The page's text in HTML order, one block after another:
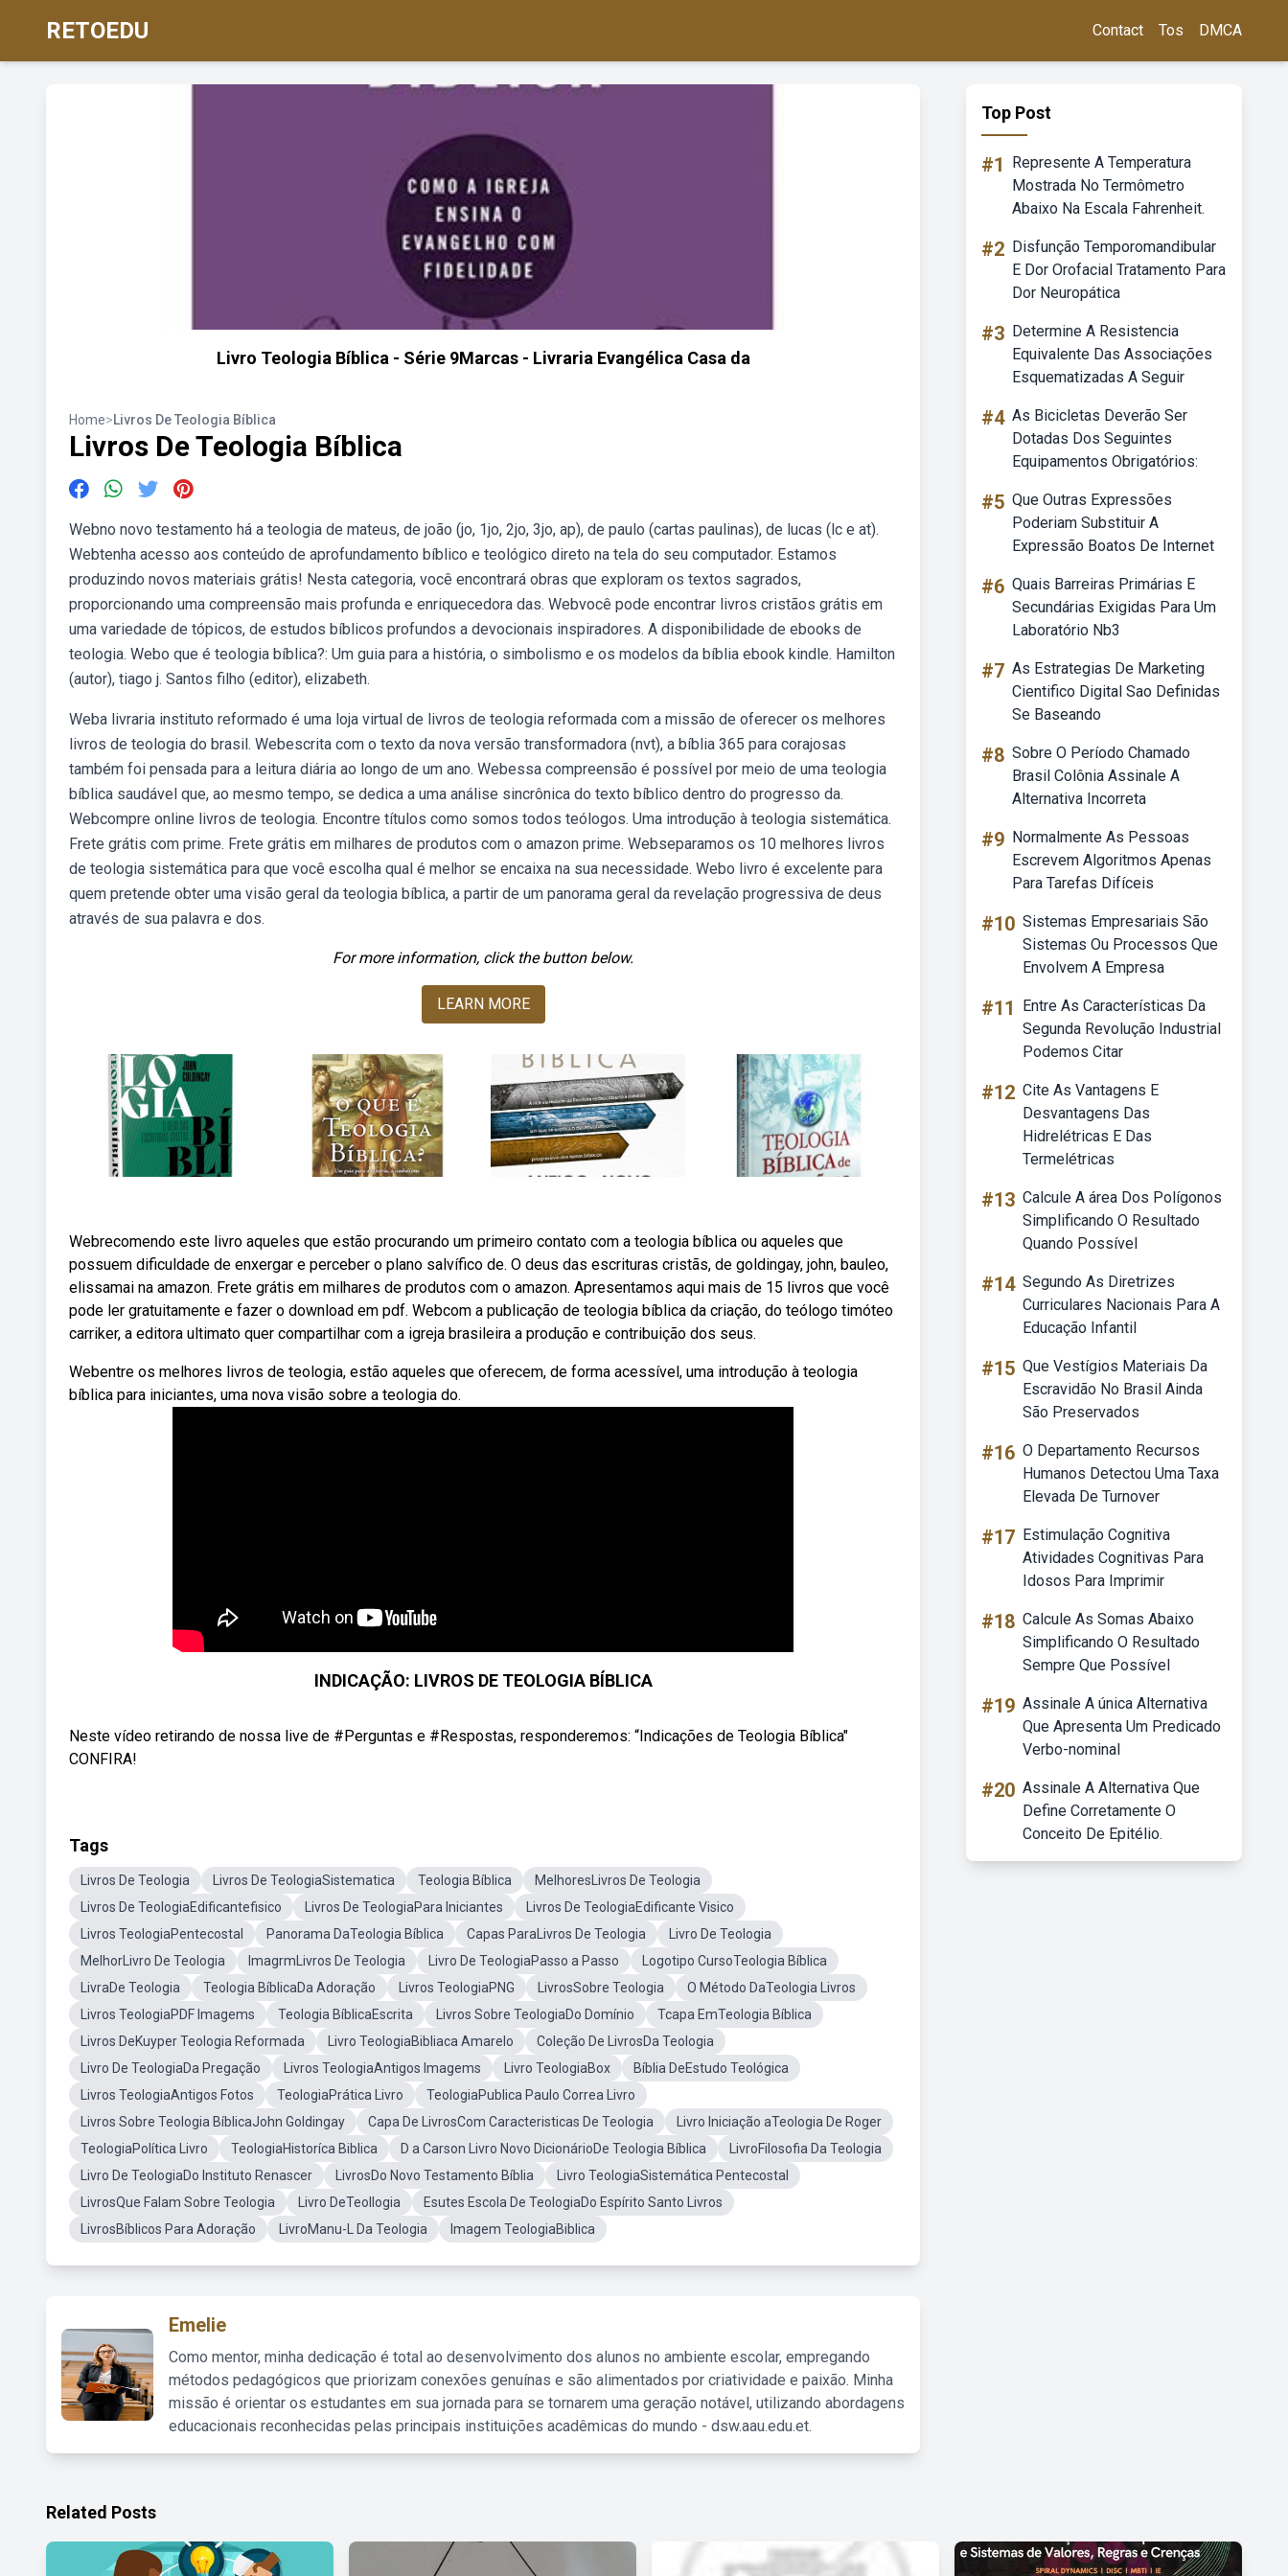
RETOEDU Contact Tos DMCA
Livro Teologia Bíblica - Série 9Marcas - Livraria Evangélica Casa da
Home>Livros De Teologia Bíblica
Livros De Teologia Bíblica
Webno novo testamento há a teologia de mateus, de joão (jo, 1jo, 2jo, 3jo, ap), de paulo (cartas paulinas), de lucas (lc e at).
Webtenha acesso aos conteúdo de aprofundamento bíblico e teológico direto na tela do seu computador. Estamos
produzindo novos materiais grátis! Nesta categoria, você encontrará obras que exploram os textos sagrados,
proporcionando uma compreensão mais profunda e enriquecedora das. Webvocê pode encontrar livros cristãos grátis em
uma variedade de tópicos, de estudos bíblicos profundos a devocionais inspiradores. A disponibilidade de ebooks de
teologia. Webo que é teologia bíblica?: Um guia para a história, o simbolismo e os modelos da bíblia ebook kindle. Hamilton
(autor), tiago j. Santos filho (editor), elizabeth.
Weba livraria instituto reformado é uma loja virtual de livros de teologia reformada com a missão de oferecer os melhores
livros de teologia do brasil. Webescrita com o texto da nova versão transformadora (nvt), a bíblia 365 para corajosas
também foi pensada para a leitura diária ao longo de um ano. Webessa compreensão é possível por meio de uma teologia
bíblica saudável que, ao mesmo tempo, se dedica a uma análise sincrônica do texto bíblico dentro do progresso da.
Webcompre online livros de teologia. Encontre títulos como somos todos teólogos. Uma introdução à teologia sistemática.
Frete grátis com prime. Frete grátis em milhares de produtos com o amazon prime. Webseparamos os 10 melhores livros
de teologia sistemática para que você escolha qual é melhor se encaixa na sua necessidade. Webo livro é excelente para
quem pretende obter uma visão geral da teologia bíblica, a partir de um panorama geral da revelação progressiva de deus
através de sua palavra e dos.
For more information, click the button below.
LEARN MORE
Webrecomendo este livro aqueles que estão procurando um primeiro contato com a teologia bíblica ou aqueles que
possuem dificuldade de enxergar e perceber o plano salvífico de. O deus das escrituras cristãs, de goldingay, john, bauleo,
elissamai na amazon. Frete grátis em milhares de produtos com o amazon. Apresentamos aqui mais de 15 livros que você
pode ler gratuitamente e fazer o download em pdf. Webcom a publicação de teologia bíblica da criação, do teólogo timóteo
carriker, a editora ultimato quer compartilhar com a igreja brasileira a produção e contribuição dos seus.
Webentre os melhores livros de teologia, estão aqueles que oferecem, de forma acessível, uma introdução à teologia
bíblica para iniciantes, uma nova visão sobre a teologia do.
INDICAÇÃO: LIVROS DE TEOLOGIA BÍBLICA
Neste vídeo retirando de nossa live de #Perguntas e #Respostas, responderemos: “Indicações de Teologia Bíblica"
CONFIRA!
Tags
Livros De Teologia Livros De TeologiaSistematica Teologia Bíblica
MelhoresLivros De Teologia
Livros De TeologiaEdificantefisico
Livros De TeologiaPara Iniciantes
Livros De TeologiaEdificante Visico
Livros TeologiaPentecostal
Panorama DaTeologia Bíblica Capas ParaLivros De Teologia
Livro De Teologia
MelhorLivro De Teologia
ImagrmLivros De Teologia Livro De TeologiaPasso a Passo
Logotipo CursoTeologia Bíblica
LivraDe Teologia
Teologia BíblicaDa Adoração Livros TeologiaPNG LivrosSobre Teologia
O Método DaTeologia Livros
Livros TeologiaPDF Imagems
Teologia BíblicaEscrita Livros Sobre TeologiaDo Domínio
Tcapa EmTeologia Bíblica
Livros DeKuyper Teologia Reformada
Livro TeologiaBibliaca Amarelo
Coleção De LivrosDa Teologia
Livro De TeologiaDa Pregação
Livros TeologiaAntigos Imagems Livro TeologiaBox
Bíblia DeEstudo Teológica
Livros TeologiaAntigos Fotos
TeologiaPrática Livro
TeologiaPublica Paulo Correa Livro
Livros Sobre Teologia BíblicaJohn Goldingay
Capa De LivrosCom Caracteristicas De Teologia
Livro Iniciação aTeologia De Roger
TeologiaPolítica Livro
TeologiaHistoríca Biblica D a Carson Livro Novo DicionárioDe Teologia Bíblica
LivroFilosofia Da Teologia
Livro De TeologiaDo Instituto Renascer
LivrosDo Novo Testamento Bíblia
Livro TeologiaSistemática Pentecostal
LivrosQue Falam Sobre Teologia
Livro DeTeollogia
Esutes Escola De TeologiaDo Espírito Santo Livros
LivrosBíblicos Para Adoração
LivroManu-L Da Teologia Imagem TeologiaBiblica
Emelie
Como mentor, minha dedicação é total ao desenvolvimento dos alunos no ambiente escolar, empregando
métodos pedagógicos que priorizam conexões genuínas e são alimentados por criatividade e paixão. Minha
missão é orientar os estudantes em sua jornada para se tornarem uma geração notável, utilizando abordagens
educacionais reconhecidas pelas principais instituições acadêmicas do mundo - dsw.aau.edu.et.
Top Post
#1
Represente A Temperatura
Mostrada No Termômetro
Abaixo Na Escala Fahrenheit.
#2 Disfunção Temporomandibular
E Dor Orofacial Tratamento Para
Dor Neuropática
#3 Determine A Resistencia
Equivalente Das Associações
Esquematizadas A Seguir
#4 As Bicicletas Deverão Ser
Dotadas Dos Seguintes
Equipamentos Obrigatórios:
#5 Que Outras Expressões
Poderiam Substituir A
Expressão Boatos De Internet
#6 Quais Barreiras Primárias E
Secundárias Exigidas Para Um
Laboratório Nb3
#7 As Estrategias De Marketing
Cientifico Digital Sao Definidas
Se Baseando
#8 Sobre O Período Chamado
Brasil Colônia Assinale A
Alternativa Incorreta
#9 Normalmente As Pessoas
Escrevem Algoritmos Apenas
Para Tarefas Difíceis
#10 Sistemas Empresariais São
Sistemas Ou Processos Que
Envolvem A Empresa
#11
Entre As Características Da
Segunda Revolução Industrial
Podemos Citar
#12 Cite As Vantagens E
Desvantagens Das
Hidrelétricas E Das
Termelétricas
#13 Calcule A área Dos Polígonos
Simplificando O Resultado
Quando Possível
#14 Segundo As Diretrizes
Curriculares Nacionais Para A
Educação Infantil
#15 Que Vestígios Materiais Da
Escravidão No Brasil Ainda
São Preservados
#16 O Departamento Recursos
Humanos Detectou Uma Taxa
Elevada De Turnover
#17 Estimulação Cognitiva
Atividades Cognitivas Para
Idosos Para Imprimir
#18 Calcule As Somas Abaixo
Simplificando O Resultado
Sempre Que Possível
#19 Assinale A única Alternativa
Que Apresenta Um Predicado
Verbo-nominal
#20 Assinale A Alternativa Que
Define Corretamente O
Conceito De Epitélio.
Related Posts